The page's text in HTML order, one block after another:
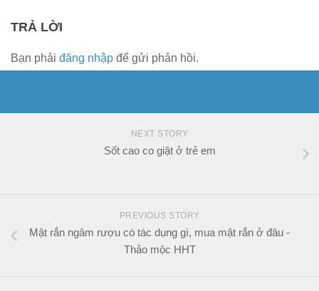
TRẢ LỜI
Bạn phải đăng nhập để gửi phản hồi.
NEXT STORY
Sốt cao co giật ở trẻ em
PREVIOUS STORY
Mật rắn ngâm rượu có tác dụng gì, mua mật rắn ở đâu -
Thảo mộc HHT